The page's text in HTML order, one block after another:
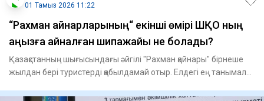
01 Тамыз 2026 11:22
“Рахман қайнарларының“ екінші өмірі ШҚО ның
аңызға айналған шипажайы не болады?
Қазақстанның шығысындағы әйгілі "Рахман қайнары" бірнеше
жылдан бері туристерді қабылдамай отыр. Елдегі ең танымал